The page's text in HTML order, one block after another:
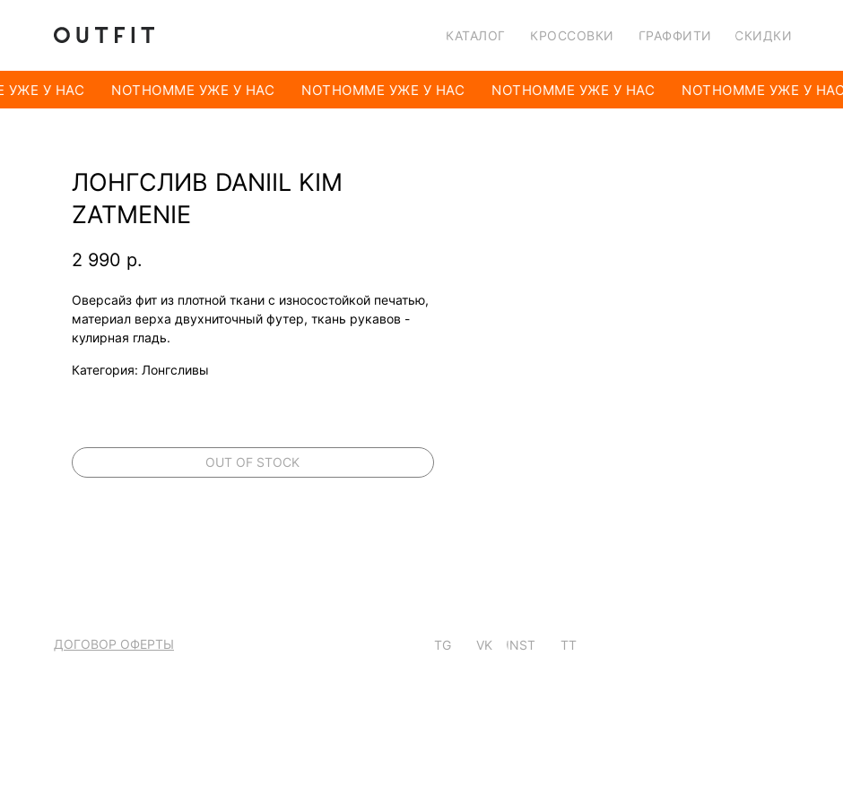
КАТАЛОГ КРОССОВКИ ГРАФФИТИ СКИДКИ
УЖЕ У НАС NOTHOMME УЖЕ У НАС NOTHOMME УЖЕ У НАС NOTHOMME УЖЕ У НАС NOTHOMME УЖЕ У НАС
ЛОНГСЛИВ DANIIL KIM
ZATMENIE
2 990 р.
OUT OF STOCK
Оверсайз фит из плотной ткани с износостойкой печатью,
материал верха двухниточный футер, ткань рукавов -
кулирная гладь.
Категория: Лонгсливы
ДОГОВОР ОФЕРТЫ TG INST
VK TT